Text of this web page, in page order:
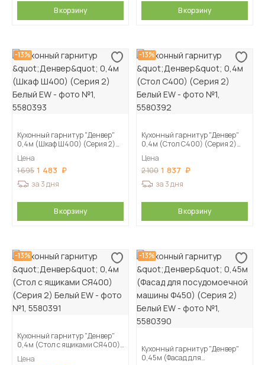
В корзину В корзину
-13%
Кухонный гарнитур "Денвер"
0,4м (Шкаф Ш400) (Серия 2)
Цена
1 695 1 483
за 3 дня
В корзину
-13%
Кухонный гарнитур "Денвер"
0,4м (Стол С400) (Серия 2)
Цена
2 100 1 837
за 3 дня
В корзину
-13%
Кухонный гарнитур "Денвер"
0,4м (Стол с ящиками СЯ400)
Цена
-13%
Кухонный гарнитур "Денвер"
0,45м (Фасад для